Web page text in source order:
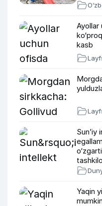
Ayollar
kasb
Sun’iy
Yaqin